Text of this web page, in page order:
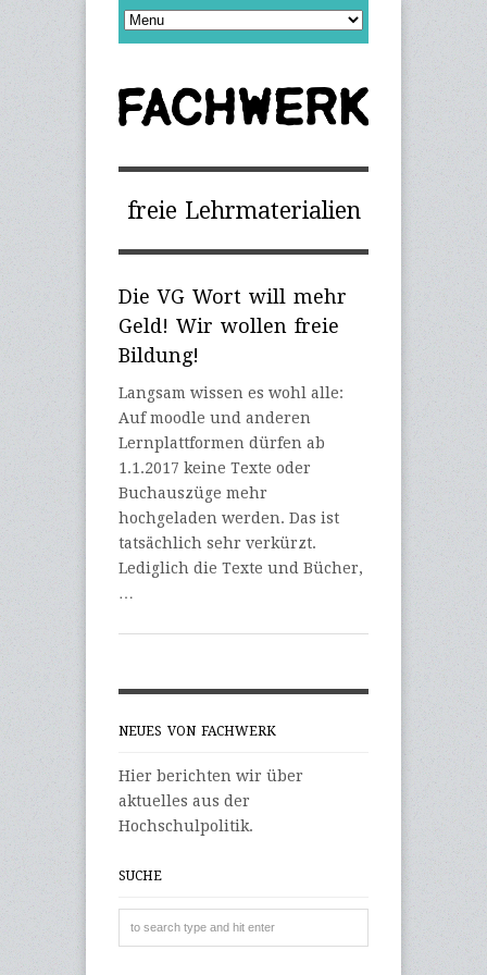
freie Lehrmaterialien
Die VG Wort will mehr
Geld! Wir wollen freie
Bildung!
Langsam wissen es wohl alle:
Auf moodle und anderen
Lernplattformen dürfen ab
1.1.2017 keine Texte oder
Buchauszüge mehr
hochgeladen werden. Das ist
tatsächlich sehr verkürzt.
Lediglich die Texte und Bücher,
…
NEUES VON FACHWERK
Hier berichten wir über
aktuelles aus der
Hochschulpolitik.
SUCHE